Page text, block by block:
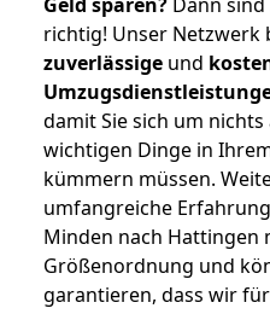
richtig! Unser Netzwerk
zuverlässige und
damit Sie sich um
wichtigen Dinge in
kümmern müssen.
umfangreiche
Minden nach Hattingen
Größenordnung und
garantieren, dass wir